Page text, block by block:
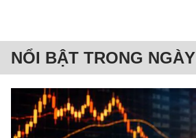
NỔI BẬT TRONG NGÀY